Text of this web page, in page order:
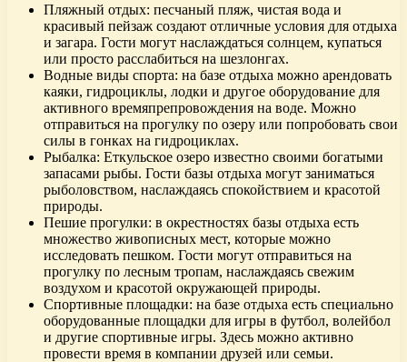
Пляжный отдых: песчаный пляж, чистая вода и
красивый пейзаж создают отличные условия для отдыха
и загара. Гости могут наслаждаться солнцем, купаться
или просто расслабиться на шезлонгах.
Водные виды спорта: на базе отдыха можно арендовать
каяки, гидроциклы, лодки и другое оборудование для
активного времяпрепровождения на воде. Можно
отправиться на прогулку по озеру или попробовать свои
силы в гонках на гидроциклах.
Рыбалка: Еткульское озеро известно своими богатыми
запасами рыбы. Гости базы отдыха могут заниматься
рыболовством, наслаждаясь спокойствием и красотой
природы.
Пешие прогулки: в окрестностях базы отдыха есть
множество живописных мест, которые можно
исследовать пешком. Гости могут отправиться на
прогулку по лесным тропам, наслаждаясь свежим
воздухом и красотой окружающей природы.
Спортивные площадки: на базе отдыха есть специально
оборудованные площадки для игры в футбол, волейбол
и другие спортивные игры. Здесь можно активно
провести время в компании друзей или семьи.